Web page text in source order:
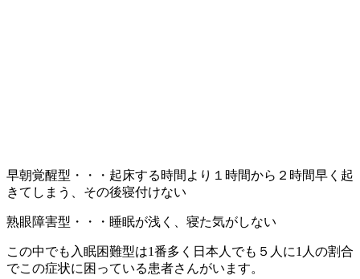
早朝覚醒型・・・起床する時間より１時間から２時間早く起
きてしまう、その後寝付けない
熟眼障害型・・・睡眠が浅く、寝た気がしない
この中でも入眠困難型は1番多く日本人でも５人に1人の割合
でこの症状に困っている患者さんがいます。